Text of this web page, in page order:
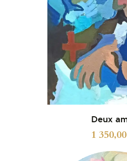
Deux
1 350,00